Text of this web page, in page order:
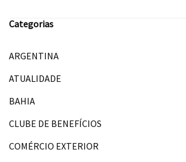
Categorias
ARGENTINA
ATUALIDADE
BAHIA
CLUBE DE BENEFÍCIOS
COMÉRCIO EXTERIOR